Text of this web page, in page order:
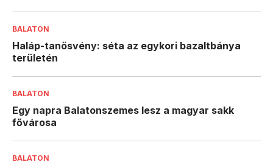
BALATON
Haláp-tanösvény: séta az egykori bazaltbánya
területén
BALATON
Egy napra Balatonszemes lesz a magyar sakk
fővárosa
BALATON